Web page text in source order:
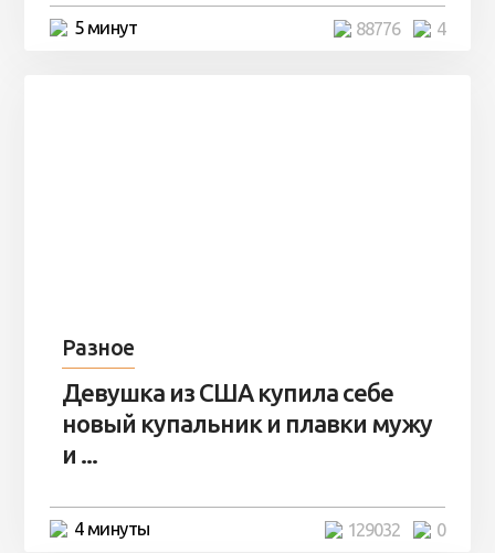
5 минут 4
88776
Разное
Девушка из США купила себе
новый купальник и плавки мужу
и ...
4 минуты 0
129032